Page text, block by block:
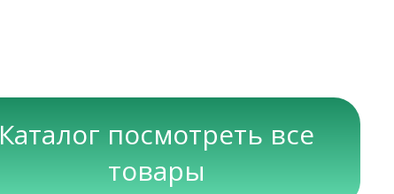
Каталог посмотреть все
товары